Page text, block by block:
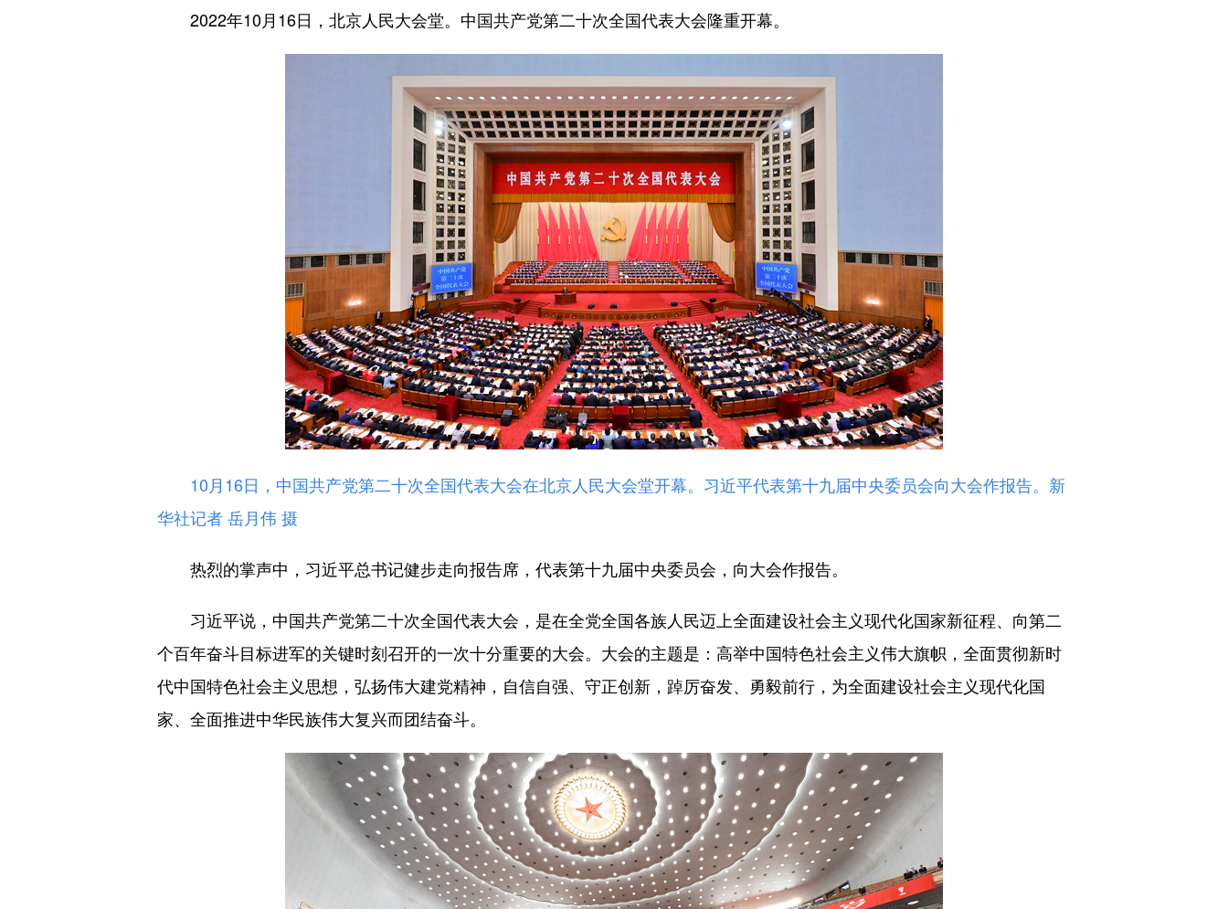
2022年10月16日，北京人民大会堂。中国共产党第二十次全国代表大会隆重开幕。
10月16日，中国共产党第二十次全国代表大会在北京人民大会堂开幕。习近平代表第十九届中央委员会向大会作报告。新
华社记者 岳月伟 摄
热烈的掌声中，习近平总书记健步走向报告席，代表第十九届中央委员会，向大会作报告。
习近平说，中国共产党第二十次全国代表大会，是在全党全国各族人民迈上全面建设社会主义现代化国家新征程、向第二
个百年奋斗目标进军的关键时刻召开的一次十分重要的大会。大会的主题是：高举中国特色社会主义伟大旗帜，全面贯彻新时
代中国特色社会主义思想，弘扬伟大建党精神，自信自强、守正创新，踔厉奋发、勇毅前行，为全面建设社会主义现代化国
家、全面推进中华民族伟大复兴而团结奋斗。